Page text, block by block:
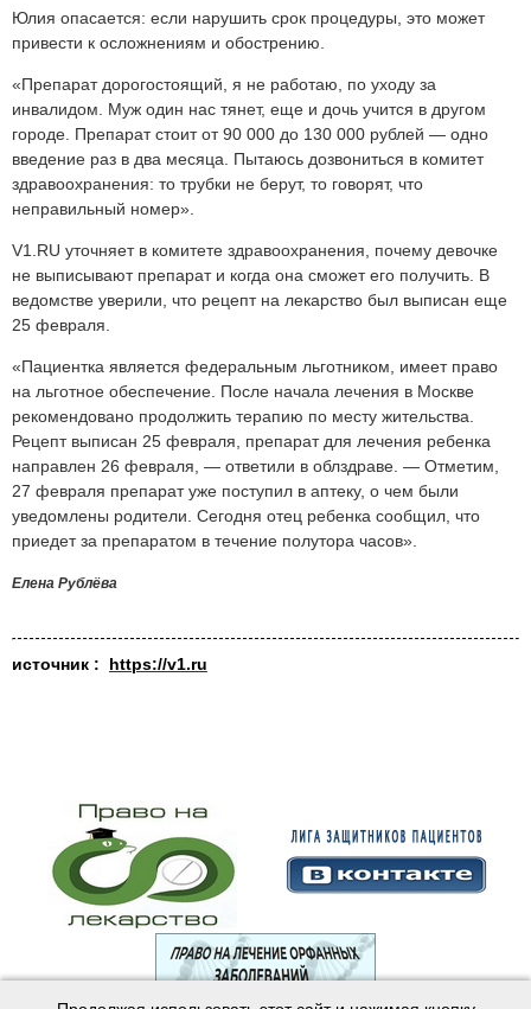
Юлия опасается: если нарушить срок процедуры, это может
привести к осложнениям и обострению.
«Препарат дорогостоящий, я не работаю, по уходу за
инвалидом. Муж один нас тянет, еще и дочь учится в другом
городе. Препарат стоит от 90 000 до 130 000 рублей — одно
введение раз в два месяца. Пытаюсь дозвониться в комитет
здравоохранения: то трубки не берут, то говорят, что
неправильный номер».
V1.RU уточняет в комитете здравоохранения, почему девочке
не выписывают препарат и когда она сможет его получить. В
ведомстве уверили, что рецепт на лекарство был выписан еще
25 февраля.
«Пациентка является федеральным льготником, имеет право
на льготное обеспечение. После начала лечения в Москве
рекомендовано продолжить терапию по месту жительства.
Рецепт выписан 25 февраля, препарат для лечения ребенка
направлен 26 февраля, — ответили в облздраве. — Отметим,
27 февраля препарат уже поступил в аптеку, о чем были
уведомлены родители. Сегодня отец ребенка сообщил, что
приедет за препаратом в течение полутора часов».
Елена Рублёва
источник : https://v1.ru